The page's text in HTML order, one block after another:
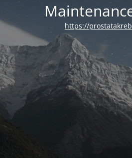
https://